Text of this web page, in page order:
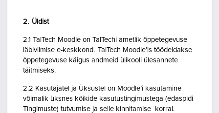
2. Üldist
2.1 TalTech Moodle on TalTechi ametlik õppetegevuse
läbiviimise e-keskkond. TalTech Moodle’is töödeldakse
õppetegevuse käigus andmeid ülikooli ülesannete
täitmiseks.
2.2 Kasutajatel ja Üksustel on Moodle’i kasutamine
võimalik üksnes kõikide kasutustingimustega (edaspidi
Tingimuste) tutvumise ja selle kinnitamise korral.